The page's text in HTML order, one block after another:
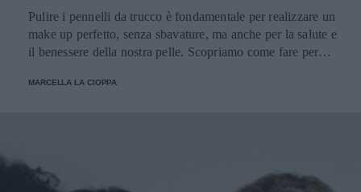
Pulire i pennelli da trucco è fondamentale per realizzare un
make up perfetto, senza sbavature, ma anche per la salute e
il benessere della nostra pelle. Scopriamo come fare per
MARCELLA LA CIOPPA